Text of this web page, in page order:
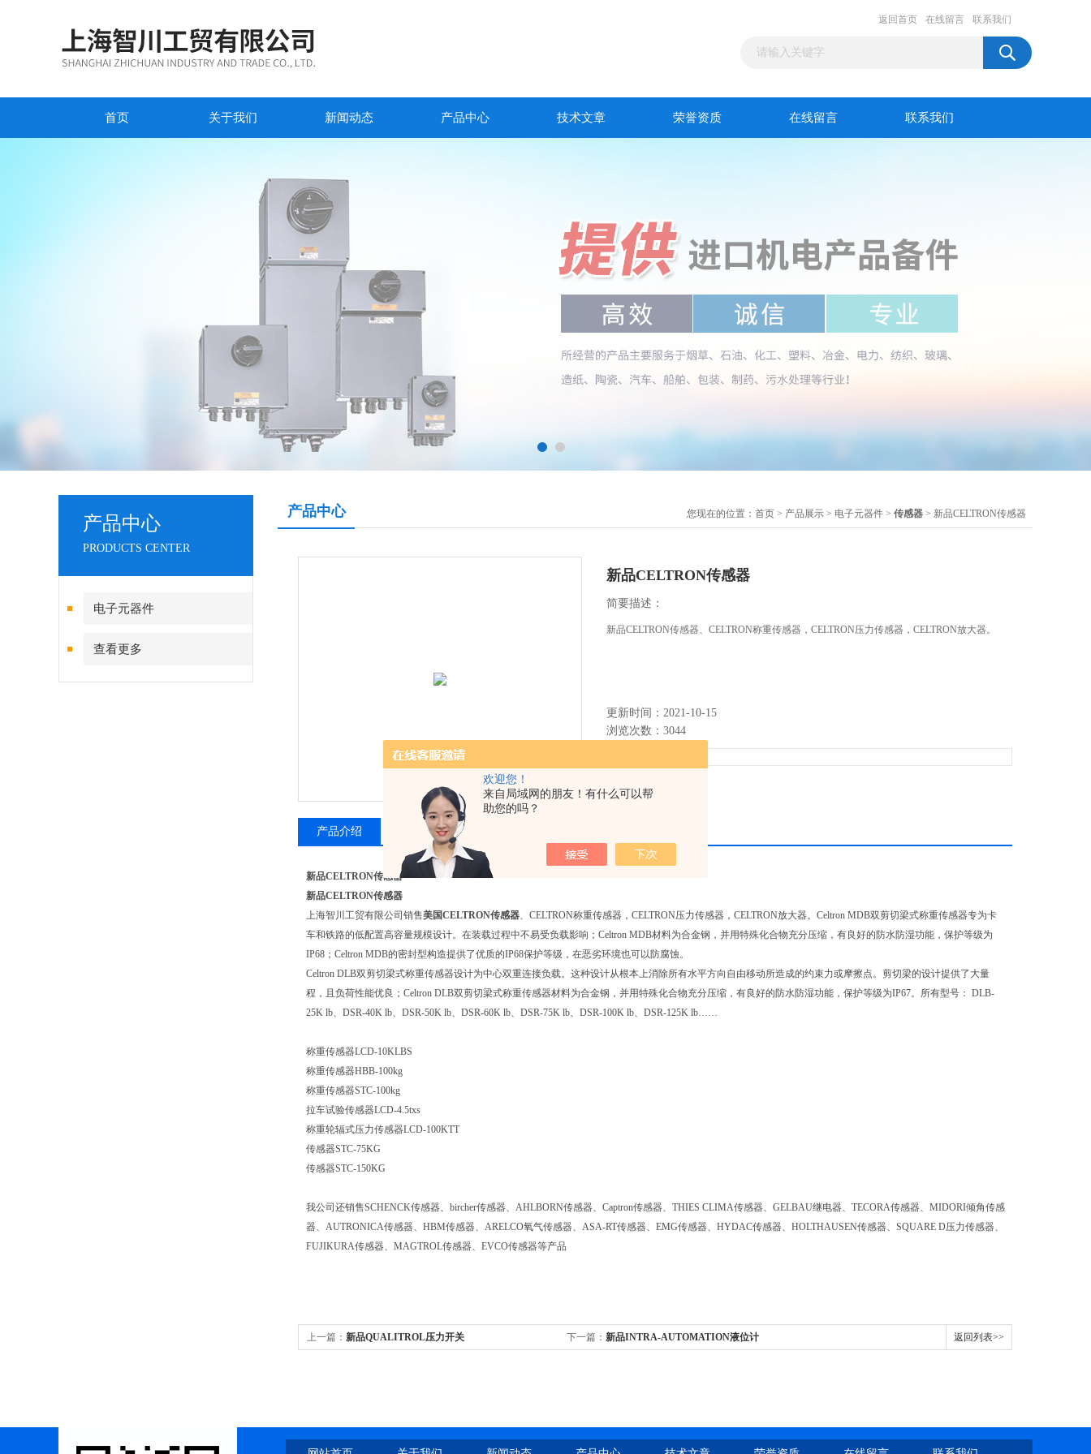
欢迎您！
来自局域网的朋友！有什么可以帮
助您的吗？
返回首页 在线留言 联系我们
首页 关于我们 新闻动态 产品中心 技术文章 荣誉资质 在线留言 联系我们
产品中心
PRODUCTS CENTER
电子元器件
查看更多
产品中心 您现在的位置： 首页 > 产品展示 > 电子元器件 > 传感器 > 新品CELTRON传感器
新品CELTRON传感器
简要描述：
新品CELTRON传感器、CELTRON称重传感器，CELTRON压力传感器，CELTRON放大器。
更新时间：2021-10-15
浏览次数：3044
产品介绍 相关产品
新品CELTRON传感器
新品CELTRON传感器
上海智川工贸有限公司销售美国CELTRON传感器、CELTRON称重传感器，CELTRON压力传感器，CELTRON放大器。Celtron MDB双剪切梁式称重传感器专为卡
车和铁路的低配置高容量规模设计。在装载过程中不易受负载影响；Celtron MDB材料为合金钢，并用特殊化合物充分压缩，有良好的防水防湿功能，保护等级为
IP68；Celtron MDB的密封型构造提供了优质的IP68保护等级，在恶劣环境也可以防腐蚀。
Celtron DLB双剪切梁式称重传感器设计为中心双重连接负载。这种设计从根本上消除所有水平方向自由移动所造成的约束力或摩擦点。剪切梁的设计提供了大量
程，且负荷性能优良；Celtron DLB双剪切梁式称重传感器材料为合金钢，并用特殊化合物充分压缩，有良好的防水防湿功能，保护等级为IP67。所有型号： DLB-
25K lb、DSR-40K lb、DSR-50K lb、DSR-60K lb、DSR-75K lb、DSR-100K lb、DSR-125K lb……
称重传感器LCD-10KLBS
称重传感器HBB-100kg
称重传感器STC-100kg
拉车试验传感器LCD-4.5txs
称重轮辐式压力传感器LCD-100KTT
传感器STC-75KG
传感器STC-150KG
我公司还销售SCHENCK传感器、bircher传感器、AHLBORN传感器、Captron传感器、THIES CLIMA传感器、GELBAU继电器、TECORA传感器、MIDORI倾角传感
器、AUTRONICA传感器、HBM传感器、ARELCO氧气传感器、ASA-RT传感器、EMG传感器、HYDAC传感器、HOLTHAUSEN传感器、SQUARE D压力传感器、
FUJIKURA传感器、MAGTROL传感器、EVCO传感器等产品
上一篇： 新品QUALITROL压力开关 下一篇： 新品INTRA-AUTOMATION液位计 返回列表>>